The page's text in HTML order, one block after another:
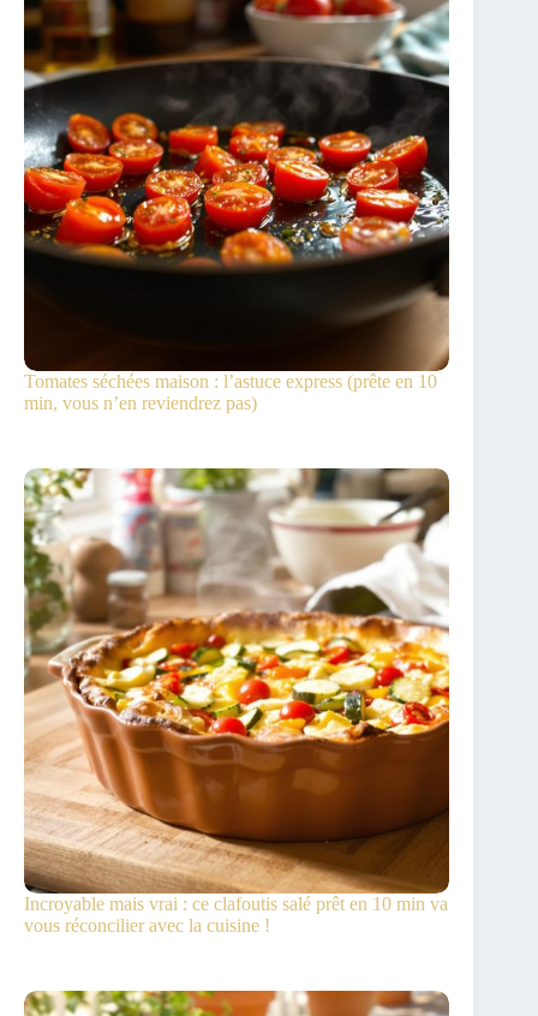
Tomates séchées maison : l’astuce express (prête en 10
min, vous n’en reviendrez pas)
Incroyable mais vrai : ce clafoutis salé prêt en 10 min va
vous réconcilier avec la cuisine !